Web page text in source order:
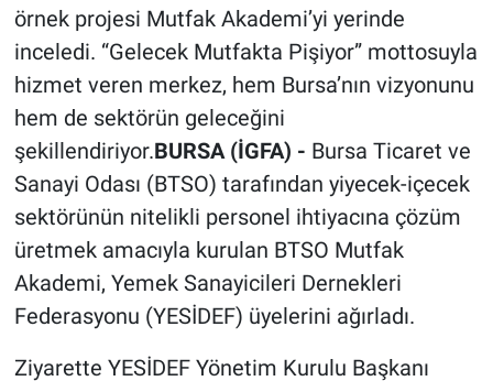
örnek projesi Mutfak Akademi’yi yerinde
inceledi. “Gelecek Mutfakta Pişiyor” mottosuyla
hizmet veren merkez, hem Bursa’nın vizyonunu
hem de sektörün geleceğini
şekillendiriyor.BURSA (İGFA) - Bursa Ticaret ve
Sanayi Odası (BTSO) tarafından yiyecek-içecek
sektörünün nitelikli personel ihtiyacına çözüm
üretmek amacıyla kurulan BTSO Mutfak
Akademi, Yemek Sanayicileri Dernekleri
Federasyonu (YESİDEF) üyelerini ağırladı.
Ziyarette YESİDEF Yönetim Kurulu Başkanı